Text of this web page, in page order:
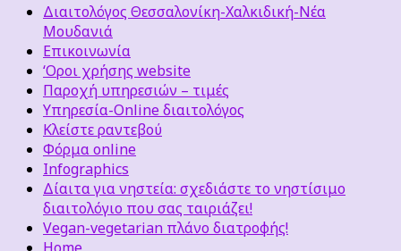
Διαιτολόγος Θεσσαλονίκη-Χαλκιδική-Νέα
Μουδανιά
Επικοινωνία
‘Οροι χρήσης website
Παροχή υπηρεσιών – τιμές
Υπηρεσία-Online διαιτολόγος
Κλείστε ραντεβού
Φόρμα online
Infographics
Δίαιτα για νηστεία: σχεδιάστε το νηστίσιμο
διαιτολόγιο που σας ταιριάζει!
Vegan-vegetarian πλάνο διατροφής!